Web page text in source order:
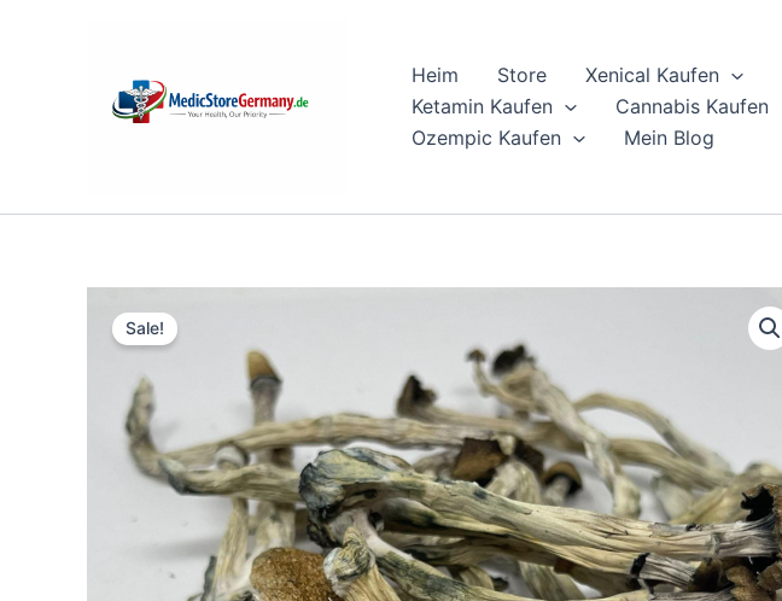
Heim Store Xenical Kaufen
Ketamin Kaufen
Cannabis Kaufen
Ozempic Kaufen
Mein Blog
Sale!